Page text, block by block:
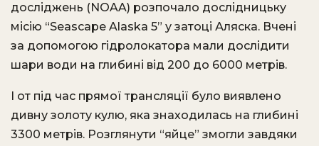
досліджень (NOAA) розпочало дослідницьку
місію “Seascape Alaska 5” у затоці Аляска. Вчені
за допомогою гідролокатора мали дослідити
шари води на глибині від 200 до 6000 метрів.
І от під час прямої трансляції було виявлено
дивну золоту кулю, яка знаходилась на глибині
3300 метрів. Розглянути “яйце” змогли завдяки